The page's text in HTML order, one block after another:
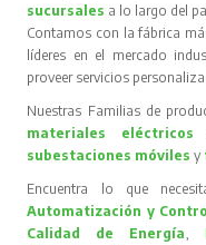
sucursales a lo largo del
Contamos con la fábrica
líderes en el mercado
proveer servicios
Nuestras Familias de
materiales eléctricos
subestaciones móvilesy
Encuentra lo que
Automatización y
Calidad de Energía